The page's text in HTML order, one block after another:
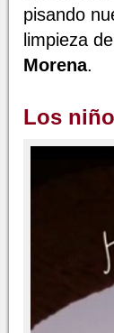
pisando
limpieza
Morena.
Los